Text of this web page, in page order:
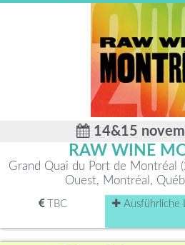
14&15
RAW WINE
Grand Quai du Port de Montréal
Ouest, Montréal,
TBC Ausführliche